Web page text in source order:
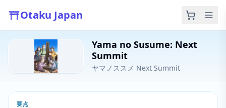
Otaku Japan
Yama no Susume: Next
Summit
ヤマノススメ Next Summit
要点